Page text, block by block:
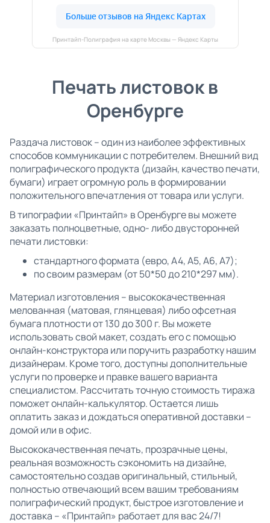
Принтайп-Полиграфия на карте Москвы — Яндекс Карты
Печать листовок в
Оренбурге
Раздача листовок – один из наиболее эффективных
способов коммуникации с потребителем. Внешний вид
полиграфического продукта (дизайн, качество печати,
бумаги) играет огромную роль в формировании
положительного впечатления от товара или услуги.
В типографии «Принтайп» в Оренбурге вы можете
заказать полноцветные, одно- либо двусторонней
печати листовки:
стандартного формата (евро, А4, А5, А6, А7);
по своим размерам (от 50*50 до 210*297 мм).
Материал изготовления – высококачественная
мелованная (матовая, глянцевая) либо офсетная
бумага плотности от 130 до 300 г. Вы можете
использовать свой макет, создать его с помощью
онлайн-конструктора или поручить разработку нашим
дизайнерам. Кроме того, доступны дополнительные
услуги по проверке и правке вашего варианта
специалистом. Рассчитать точную стоимость тиража
поможет онлайн-калькулятор. Остается лишь
оплатить заказ и дождаться оперативной доставки –
домой или в офис.
Высококачественная печать, прозрачные цены,
реальная возможность сэкономить на дизайне,
самостоятельно создав оригинальный, стильный,
полностью отвечающий всем вашим требованиям
полиграфический продукт, быстрое изготовление и
доставка – «Принтайп» работает для вас 24/7!